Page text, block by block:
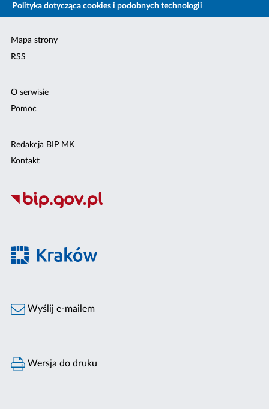
Polityka dotycząca cookies i podobnych technologii
Mapa strony
RSS
O serwisie
Pomoc
Redakcja BIP MK
Kontakt
Wyślij e-mailem
Wersja do druku